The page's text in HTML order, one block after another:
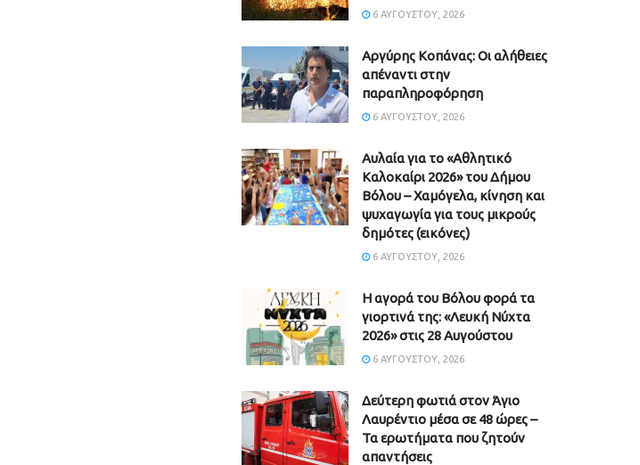
6 ΑΥΓΟΎΣΤΟΥ, 2026
Aργύρης Κοπάνας: Οι αλήθειες
απέναντι στην
παραπληροφόρηση
6 ΑΥΓΟΎΣΤΟΥ, 2026
Αυλαία για το «Αθλητικό
Καλοκαίρι 2026» του Δήμου
Βόλου – Χαμόγελα, κίνηση και
ψυχαγωγία για τους μικρούς
δημότες (εικόνες)
6 ΑΥΓΟΎΣΤΟΥ, 2026
Η αγορά του Βόλου φορά τα
γιορτινά της: «Λευκή Νύχτα
2026» στις 28 Αυγούστου
6 ΑΥΓΟΎΣΤΟΥ, 2026
Δεύτερη φωτιά στον Άγιο
Λαυρέντιο μέσα σε 48 ώρες –
Τα ερωτήματα που ζητούν
απαντήσεις